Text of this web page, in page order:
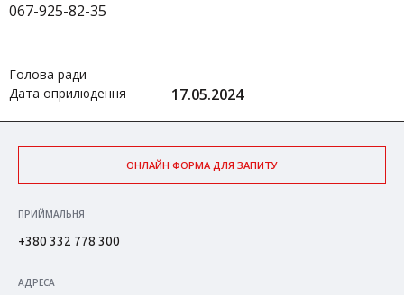
067-925-82-35
Голова ради
Дата оприлюдення
17.05.2024
ОНЛАЙН ФОРМА ДЛЯ ЗАПИТУ
ПРИЙМАЛЬНЯ
+380 332 778 300
АДРЕСА